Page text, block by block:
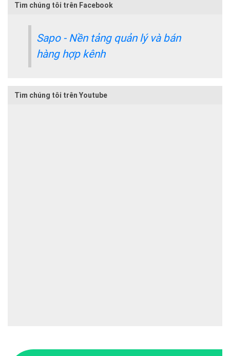
Tìm chúng tôi trên Facebook
Sapo - Nền tảng quản lý và bán
hàng hợp kênh
Tìm chúng tôi trên Youtube